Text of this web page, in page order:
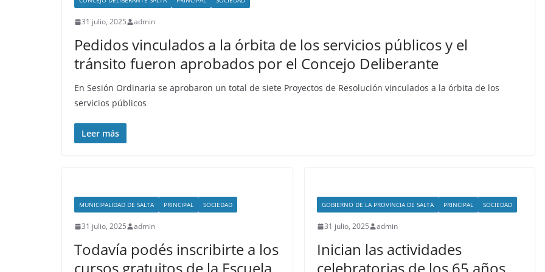
31 julio, 2025 admin
Pedidos vinculados a la órbita de los servicios públicos y el
tránsito fueron aprobados por el Concejo Deliberante
En Sesión Ordinaria se aprobaron un total de siete Proyectos de Resolución vinculados a la órbita de los
servicios públicos
Leer más
MUNICIPALIDAD DE SALTA PRINCIPAL SOCIEDAD
31 julio, 2025 admin
Todavía podés inscribirte a los
GOBIERNO DE LA PROVINCIA DE SALTA PRINCIPAL SOCIEDAD
31 julio, 2025 admin
Inician las actividades